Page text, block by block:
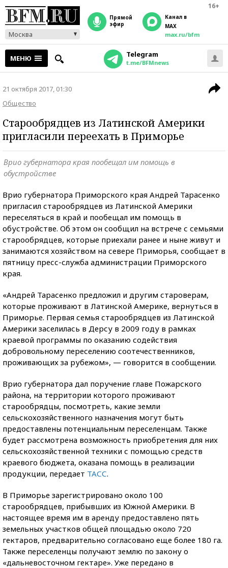
16+
Москва
прямой
эфир
Канал в
MAX
max.ru/bfm
МЕНЮ Telegram
t.me/BFMnews
21 октября 2017, 01:30
Общество
Старообрядцев из Латинской Америки
пригласили переехать в Приморье
Врио губернатора края пообещал им помощь в
обустройстве
Врио губернатора Приморского края Андрей Тарасенко
пригласил старообрядцев из Латинской Америки
переселяться в край и пообещал им помощь в
обустройстве. Об этом он сообщил на встрече с семьями
старообрядцев, которые приехали ранее и ныне живут и
занимаются хозяйством на севере Приморья, сообщает в
пятницу пресс-служба администрации Приморского
края.
«Андрей Тарасенко предложил и другим староверам,
которые проживают в Латинской Америке, вернуться в
Приморье. Первая семья старообрядцев из Латинской
Америки заселилась в Дерсу в 2009 году в рамках
краевой программы по оказанию содействия
добровольному переселению соотечественников,
проживающих за рубежом», — говорится в сообщении.
Врио губернатора дал поручение главе Пожарского
района, на территории которого проживают
старообрядцы, посмотреть, какие земли
сельскохозяйственного назначения могут быть
предоставлены потенциальным переселенцам. Также
будет рассмотрена возможность приобретения для них
сельскохозяйственной техники с помощью средств
краевого бюджета, оказана помощь в реализации
продукции, передает ТАСС.
В Приморье зарегистрировано около 100
старообрядцев, прибывших из Южной Америки. В
настоящее время им в аренду предоставлено пять
земельных участков общей площадью около 720
гектаров, предварительно согласовано еще более 180 га.
Также переселенцы получают землю по закону о
«дальневосточном гектаре». Уже передано в